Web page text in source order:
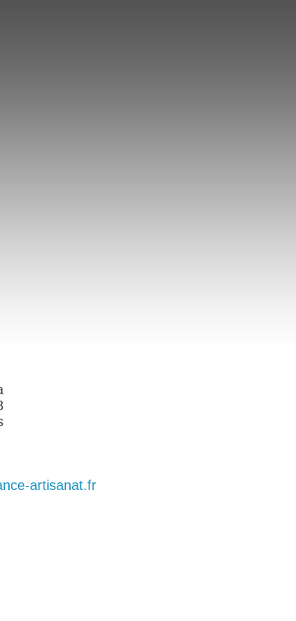
artisanat.fr